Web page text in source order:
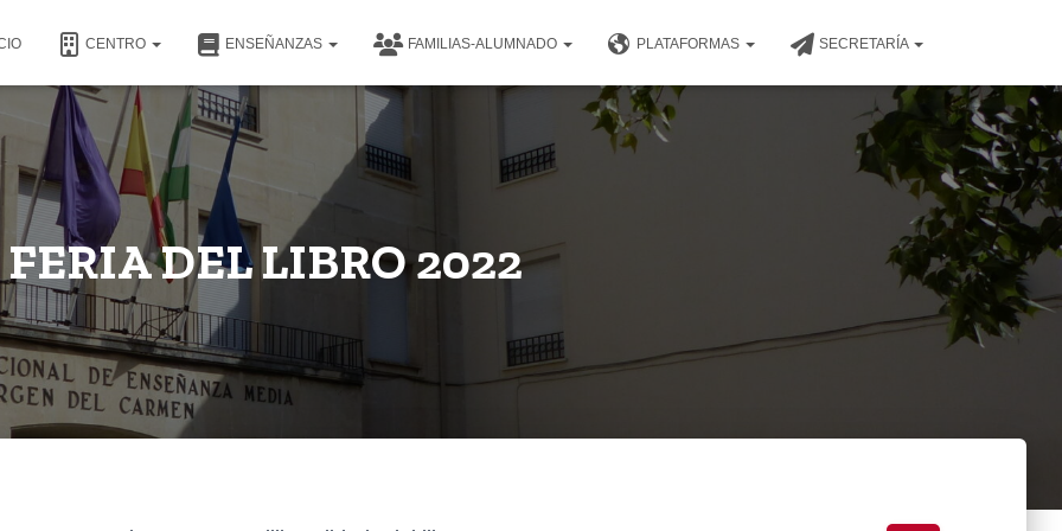
CENTRO ENSEÑANZAS FAMILIAS-ALUMNADO PLATAFORMAS SECRETARÍA
FERIA DEL LIBRO 2022